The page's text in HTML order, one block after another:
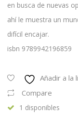
en busca de nuevas
ahí le muestra un
difícil encajar.
isbn 9789942196859
Añadir a la
Compare
1 disponibles